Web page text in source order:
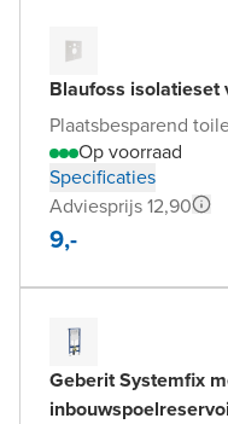
Blaufoss isolatieset
Plaatsbesparend
Op voorraad
Specificaties
Adviesprijs 12,90
9,-
Geberit Systemfix